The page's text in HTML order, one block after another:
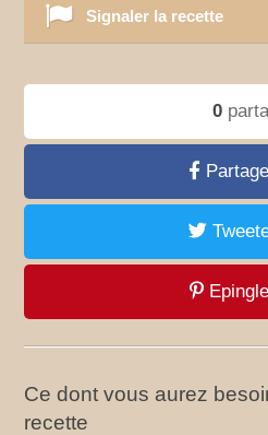
Signaler la recette
0
Ce dont vous aurez
recette